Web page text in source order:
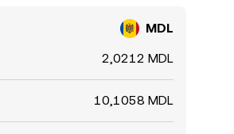
MDL
2,0212 MDL
10,1058 MDL